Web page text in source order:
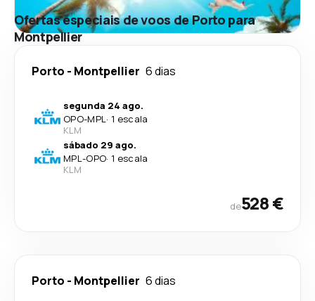
Ofertas especiais de voos de Porto para
Montpellier
Porto - Montpellier 6 dias
segunda 24 ago.
OPO-MPL· 1 escala
KLM
sábado 29 ago.
MPL-OPO· 1 escala
KLM
de528 €
Porto - Montpellier 6 dias